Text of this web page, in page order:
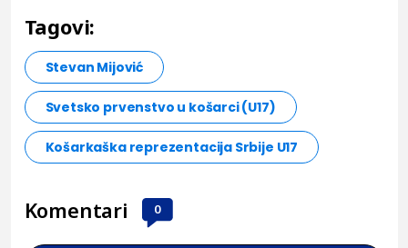
Tagovi:
Stevan Mijović
Svetsko prvenstvo u košarci (U17)
Košarkaška reprezentacija Srbije U17
Komentari 0